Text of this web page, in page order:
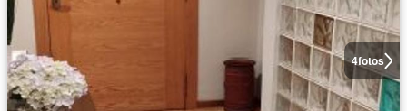
4fotos